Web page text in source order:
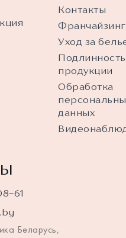
Контакты
Франчайзинг
Уход за
Подлинность
продукции
Обработка
данных
61
Беларусь,